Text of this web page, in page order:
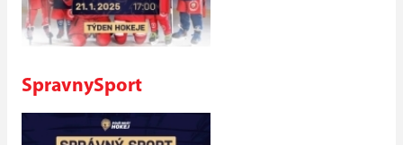
SpravnySport